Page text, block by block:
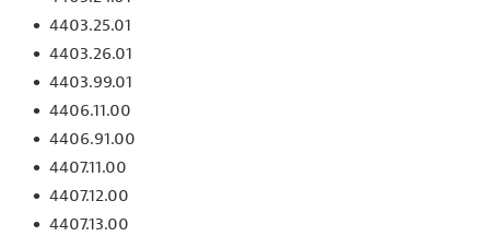
4403.25.01
4403.26.01
4403.99.01
4406.11.00
4406.91.00
4407.11.00
4407.12.00
4407.13.00